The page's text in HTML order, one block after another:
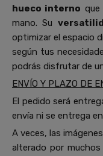
hueco interno
mano. Su
optimizar el espacio
según tus
podrás disfrutar de
ENVÍO Y PLAZO DE
El pedido será
envía ni se entrega
A veces, las
alterado por